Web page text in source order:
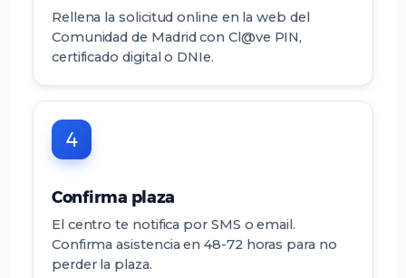
Rellena la solicitud online en la web del
Comunidad de Madrid con Cl@ve PIN,
certificado digital o DNIe.
4
Confirma plaza
El centro te notifica por SMS o email.
Confirma asistencia en 48-72 horas para no
perder la plaza.